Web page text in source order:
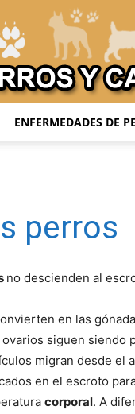
ENFERMEDADES DE
perros
no descienden al
en las
siguen siendo
migran desde el
en el escroto
corporal. A